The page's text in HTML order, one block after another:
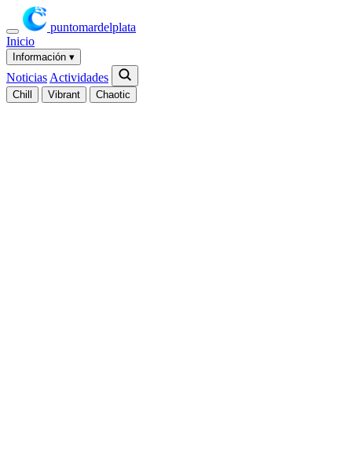
puntomardelplata
Inicio
Información ▾
Noticias Actividades
Chill Vibrant Chaotic